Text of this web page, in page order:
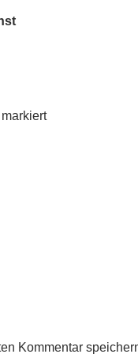
markiert
Kommentar